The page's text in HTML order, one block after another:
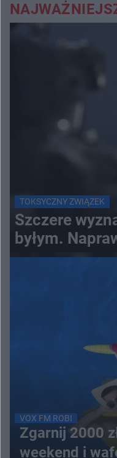
TOKSYCZNY ZWIĄZEK
Szczere
byłym.
VOX FM ROBI
Zgarnij 2000
weekend i